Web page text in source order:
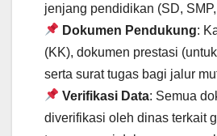
jenjang pendidikan (SD,
Dokumen Pendukung:
(KK), dokumen prestasi
serta surat tugas bagi jalur
Verifikasi Data: Semua
diverifikasi oleh dinas terkait